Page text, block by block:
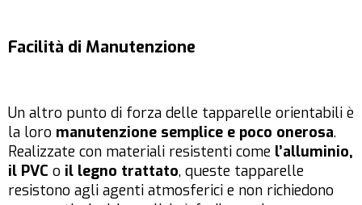
Facilità di Manutenzione
Un altro punto di forza delle tapparelle orientabili è
la loro manutenzione semplice e poco onerosa.
Realizzate con materiali resistenti come l’alluminio,
il PVC o il legno trattato, queste tapparelle
resistono agli agenti atmosferici e non richiedono